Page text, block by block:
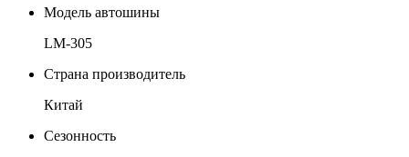
Модель автошины
LM-305
Страна производитель
Китай
Сезонность